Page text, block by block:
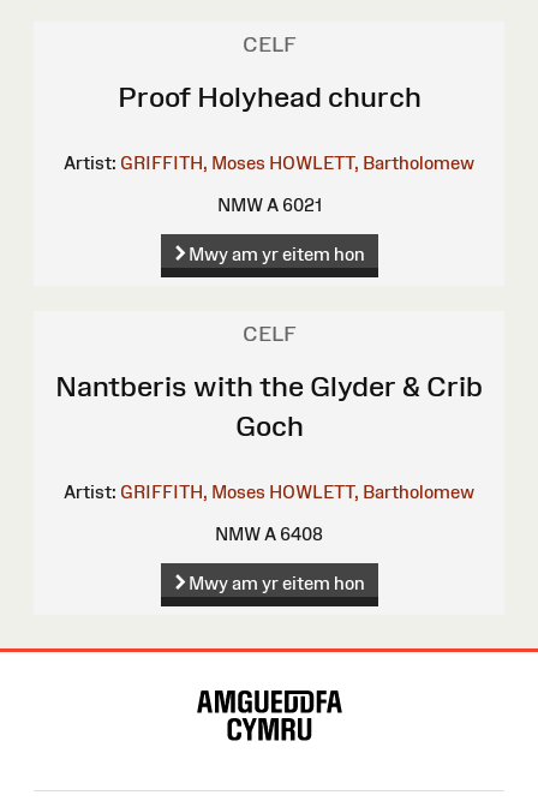
CELF
Proof Holyhead church
Artist: GRIFFITH, Moses HOWLETT, Bartholomew
NMW A 6021
Mwy am yr eitem hon
CELF
Nantberis with the Glyder & Crib
Goch
Artist: GRIFFITH, Moses HOWLETT, Bartholomew
NMW A 6408
Mwy am yr eitem hon